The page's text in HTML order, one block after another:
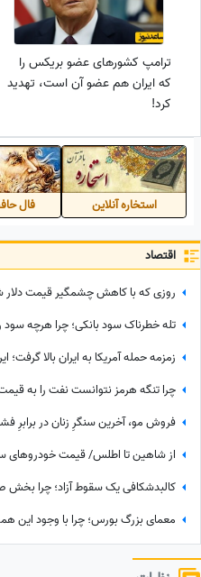
ترامپ کشورهای عضو بریکس را
که ایران هم عضو آن است، تهدید
کرد!
استخاره آنلاین فال
اقتصاد
زمزمه حمله آمریکا به ایران بالا
فروش مو، آخرین سنگرِ زنان در برابرِ
از شاهین تا اطلس/ قیمت خودرو‌های سایپا
کالبدشکافی یک سقوط آزاد؛ چرا بخش صنعت 630 هزار کارگر را
معمای بزرگ بورس؛ چرا با وجود این